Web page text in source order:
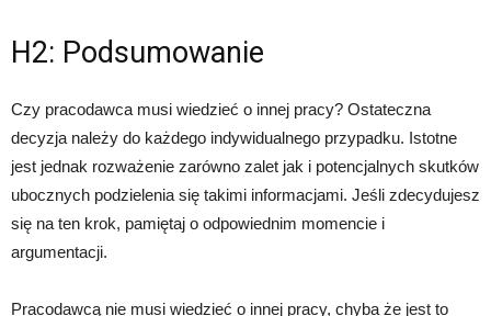
H2: Podsumowanie
Czy pracodawca musi wiedzieć o innej pracy? Ostateczna
decyzja należy do każdego indywidualnego przypadku. Istotne
jest jednak rozważenie zarówno zalet jak i potencjalnych skutków
ubocznych podzielenia się takimi informacjami. Jeśli zdecydujesz
się na ten krok, pamiętaj o odpowiednim momencie i
argumentacji.
Pracodawcą nie musi wiedzieć o innej pracy, chyba że jest to